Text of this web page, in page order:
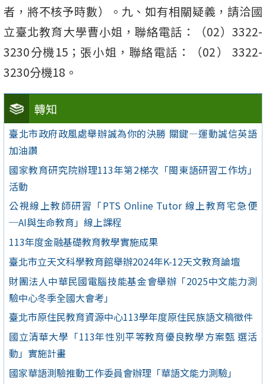
轉知
臺北市政府政風處舉辦誠為你的決勝 關鍵—運動誠信英語
加油讚
國家教育研究院辦理113年第2梯次「閩東語研習工作坊」
活動
公視線上教師研習「PTS Online Tutor 線上教育宅急便
─AI與生命教育」線上課程
113年度金融基礎教育教學實施成果
臺北市立天文科學教育館舉辦2024年K-12天文教育論壇
財團法人中華民國電腦技能基金會舉辦「2025中文能力測
驗中心冬季全國大會考」
臺北市原住民教育資源中心113學年度原住民族語文稿徵件
國立清華大學「113年性別平等教育優良教學方案甄 選活
動」實施計畫
國家華語測驗推動工作委員會辦理「華語文能力測驗」
者，將不核予時數）。九、如有相關疑義，請洽國
立臺北教育大學曹小姐，聯絡電話：（02）3322-
3230分機15；張小姐，聯絡電話：（02） 3322-
3230分機18。